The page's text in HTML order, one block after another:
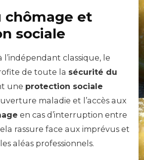
chômage et
sociale
classique, le
de toute la sécurité du
une protection sociale
maladie et l’accès aux
en cas d’interruption entre
rassure face aux imprévus et
aléas professionnels.